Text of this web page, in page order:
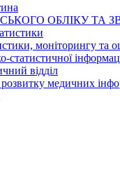
ОБЛІКУ ТА
моніторингу та
статистичної
відділ
розвитку медичних